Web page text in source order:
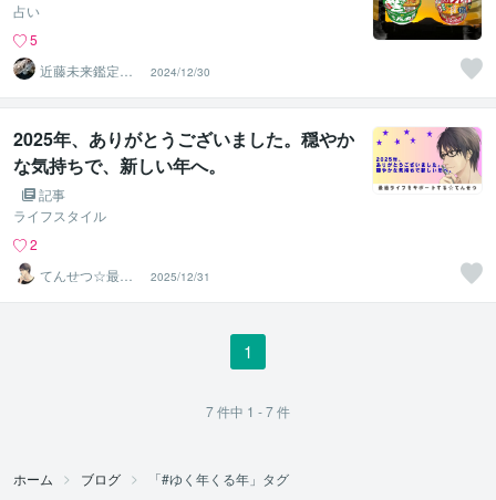
占い
5
近藤未来鑑定
近藤 光 【移転
済】
2024/12/30
2025年、ありがとうございました。穏やか
な気持ちで、新しい年へ。
記事
ライフスタイル
2
てんせつ☆最適
ライフをサポー
トする
2025/12/31
1
7件中 1 - 7件
ホーム ブログ 「#ゆく年くる年」タグ